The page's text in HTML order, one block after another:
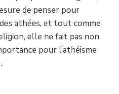
de penser pour
athées, et tout comme
elle ne fait pas non
pour l’athéisme